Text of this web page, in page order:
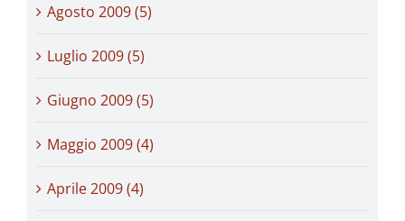
Agosto 2009 (5)
Luglio 2009 (5)
Giugno 2009 (5)
Maggio 2009 (4)
Aprile 2009 (4)